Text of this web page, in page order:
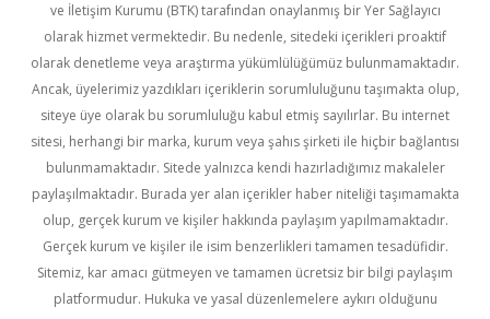
ve İletişim Kurumu (BTK) tarafından onaylanmış bir Yer Sağlayıcı
olarak hizmet vermektedir. Bu nedenle, sitedeki içerikleri proaktif
olarak denetleme veya araştırma yükümlülüğümüz bulunmamaktadır.
Ancak, üyelerimiz yazdıkları içeriklerin sorumluluğunu taşımakta olup,
siteye üye olarak bu sorumluluğu kabul etmiş sayılırlar. Bu internet
sitesi, herhangi bir marka, kurum veya şahıs şirketi ile hiçbir bağlantısı
bulunmamaktadır. Sitede yalnızca kendi hazırladığımız makaleler
paylaşılmaktadır. Burada yer alan içerikler haber niteliği taşımamakta
olup, gerçek kurum ve kişiler hakkında paylaşım yapılmamaktadır.
Gerçek kurum ve kişiler ile isim benzerlikleri tamamen tesadüfidir.
Sitemiz, kar amacı gütmeyen ve tamamen ücretsiz bir bilgi paylaşım
platformudur. Hukuka ve yasal düzenlemelere aykırı olduğunu